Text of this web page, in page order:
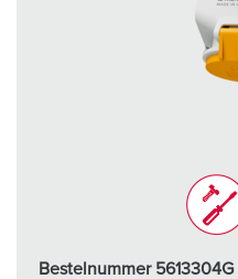
Bestelnummer 5613304G